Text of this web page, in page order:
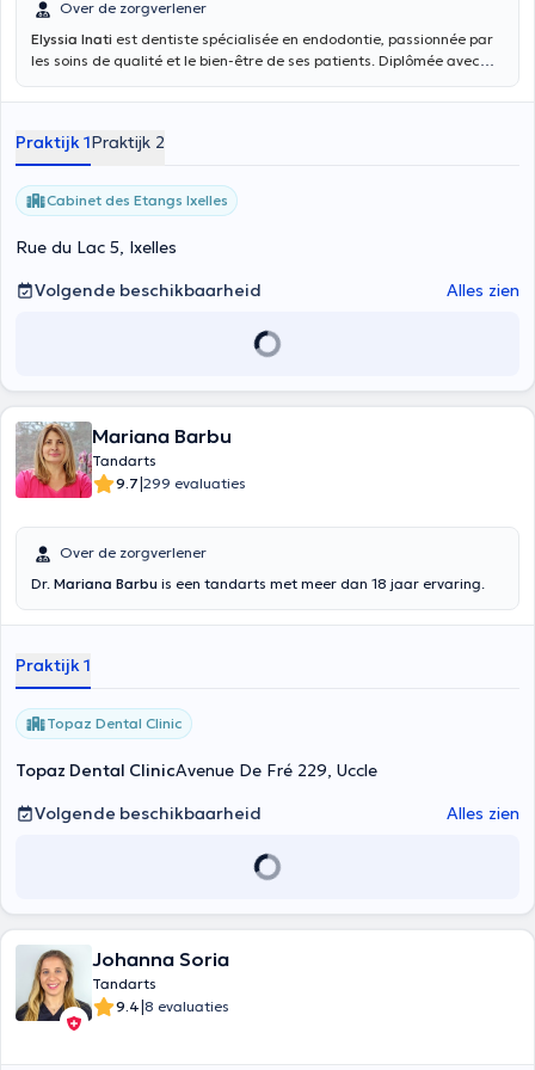
Over de zorgverlener
Elyssia Inati est dentiste spécialisée en endodontie, passionnée par
les soins de qualité et le bien-être de ses patients. Diplômée avec
actuellement des études en psychologie pour compléter son
ses patients en français, anglais, arabe et néerlandais
(conversationnel).
Praktijk 1Praktijk 2
Cabinet des Etangs Ixelles
Rue du Lac 5, Ixelles
Volgende beschikbaarheid
Alles zien
Mariana Barbu
Tandarts
9.7|299 evaluaties
Over de zorgverlener
Dr. Mariana Barbu is een tandarts met meer dan 18 jaar ervaring.
Praktijk 1
Topaz Dental Clinic
Topaz Dental ClinicAvenue De Fré 229, Uccle
Volgende beschikbaarheid
Alles zien
Johanna Soria
Tandarts
9.4|8 evaluaties